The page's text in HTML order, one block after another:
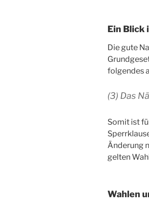
Ein Blick
Die gute
folgendes
(3) Das
Somit ist
Änderung
gelten
Wahlen